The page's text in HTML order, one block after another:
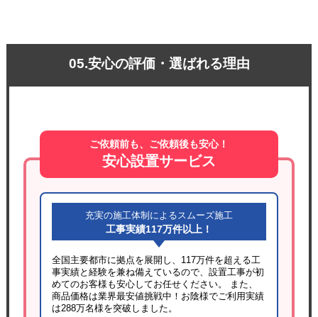
05.安心の評価・選ばれる理由
ご依頼前も、ご依頼後も安心！
安心設置サービス
充実の施工体制によるスムーズ施工
工事実績117万件以上！
全国主要都市に拠点を展開し、117万件を超える工
事実績と経験を兼ね備えているので、設置工事が初
めてのお客様も安心してお任せください。 また、
商品価格は業界最安値挑戦中！お陰様でご利用実績
は288万名様を突破しました。